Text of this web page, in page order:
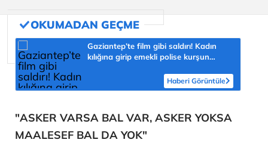
Gaziantep’te film gibi saldırı! Kadın
kılığına girip emekli polise kurşun
Haberi Görüntüle
"ASKER VARSA BAL VAR, ASKER YOKSA
MAALESEF BAL DA YOK"